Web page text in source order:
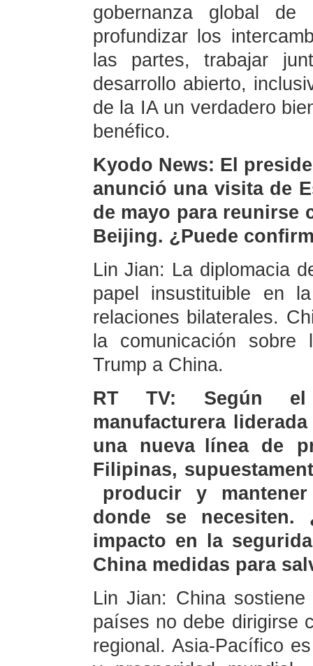
gobernanza global
profundizar los
las partes, trabajar
desarrollo abierto,
de la IA un verdadero
benéfico.
Kyodo News: El
anunció una visita de
de mayo para reunirse
Beijing. ¿Puede
Lin Jian: La diplomacia
papel insustituible en
relaciones bilaterales.
la comunicación
Trump a China.
RT TV: Según el
manufacturera
una nueva línea de
Filipinas,
producir y
donde se
impacto en la
China medidas para
Lin Jian: China
países no debe dirigirse
regional. Asia-Pacífico